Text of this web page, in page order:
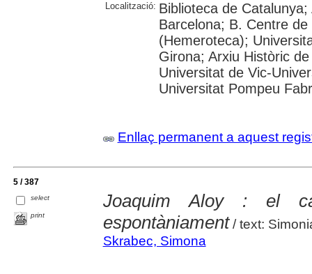
Localització: Biblioteca de
Barcelona; B. Centre
(Hemeroteca);
Girona; Arxiu Històric
Universitat de Vic-
Universitat Pompeu
Enllaç permanent a aquest
5 / 387
select
print
Joaquim Aloy : el
espontàniament/ text:
Skrabec, Simona